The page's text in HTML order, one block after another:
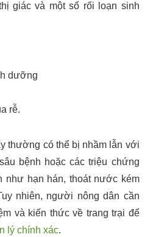
giác và một số rối loạn sinh
dưỡng
rễ.
thường có thể bị nhầm lẫn với
bệnh hoặc các triệu chứng
như hạn hán, thoát nước kém
nhiên, người nông dân cần
và kiến thức về trang trại để
lý chính xác.